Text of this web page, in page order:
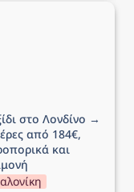
Λονδίνο → 4
στο Λονδίνο →
από 184€,
και